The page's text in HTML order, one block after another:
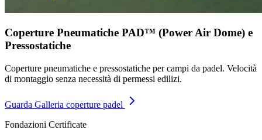
Coperture Pneumatiche PAD™️ (Power Air Dome) e
Pressostatiche
Coperture pneumatiche e pressostatiche per campi da padel. Velocità
di montaggio senza necessità di permessi edilizi.
Guarda Galleria coperture padel
Fondazioni Certificate